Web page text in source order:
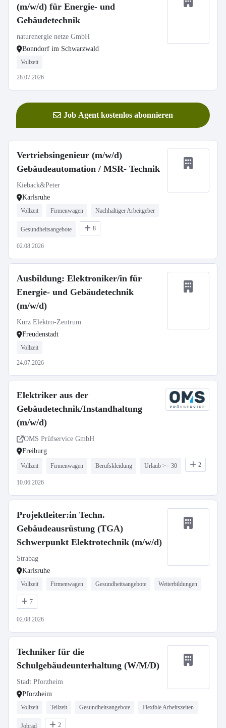
(m/w/d) für Energie- und
Gebäudetechnik
naturenergie netze GmbH
Bonndorf im Schwarzwald
Vollzeit
28.07.2026
Job Agent kostenlos abonnieren
Vertriebsingenieur (m/w/d)
Gebäudeautomation / MSR- Technik
Kieback&Peter
Karlsruhe
Vollzeit Firmenwagen Nachhaltiger Arbeitgeber
Gesundheitsangebote 8
02.08.2026
Ausbildung: Elektroniker/in für
Energie- und Gebäudetechnik
(m/w/d)
Kurz Elektro-Zentrum
Freudenstadt
Vollzeit
24.07.2026
Elektriker aus der
Gebäudetechnik/Instandhaltung
(m/w/d)
OMS Prüfservice GmbH
Freiburg
Vollzeit Firmenwagen Berufskleidung Urlaub >= 30 2
10.06.2026
Projektleiter:in Techn.
Gebäudeausrüstung (TGA)
Schwerpunkt Elektrotechnik (m/w/d)
Strabag
Karlsruhe
Vollzeit Firmenwagen Gesundheitsangebote Weiterbildungen
7
02.08.2026
Techniker für die
Schulgebäudeunterhaltung (W/M/D)
Stadt Pforzheim
Pforzheim
Vollzeit Teilzeit Gesundheitsangebote Flexible Arbeitszeiten
Jobrad 2